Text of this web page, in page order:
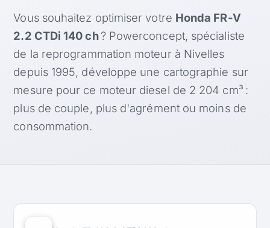
Vous souhaitez optimiser votre Honda FR-V
2.2 CTDi 140 ch? Powerconcept, spécialiste
de la reprogrammation moteur à Nivelles
depuis 1995, développe une cartographie sur
mesure pour ce moteur diesel de 2 204 cm³ :
plus de couple, plus d'agrément ou moins de
consommation.